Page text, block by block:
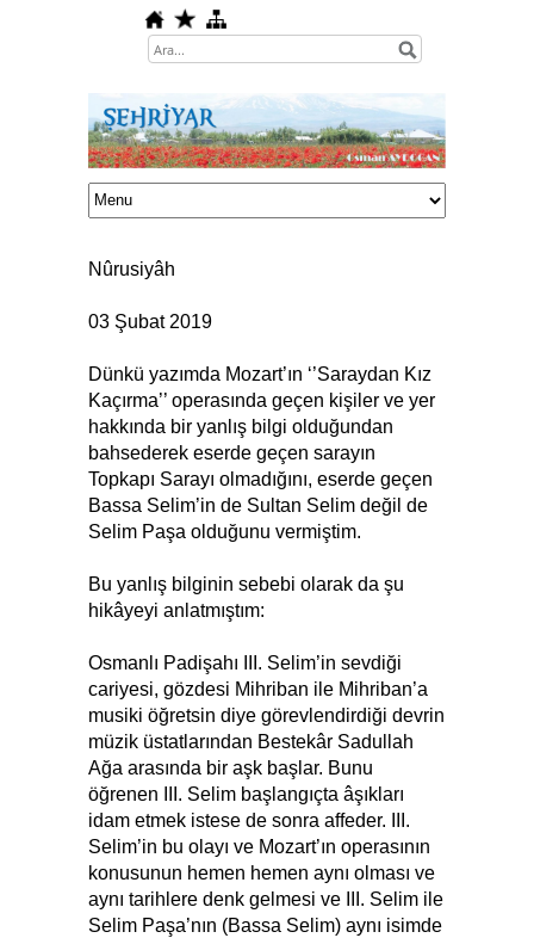
Nûrusiyâh
03 Şubat 2019
Dünkü yazımda Mozart’ın ‘’Saraydan Kız
Kaçırma’’ operasında geçen kişiler ve yer
hakkında bir yanlış bilgi olduğundan
bahsederek eserde geçen sarayın
Topkapı Sarayı olmadığını, eserde geçen
Bassa Selim’in de Sultan Selim değil de
Selim Paşa olduğunu vermiştim.
Bu yanlış bilginin sebebi olarak da şu
hikâyeyi anlatmıştım:
Osmanlı Padişahı III. Selim’in sevdiği
cariyesi, gözdesi Mihriban ile Mihriban’a
musiki öğretsin diye görevlendirdiği devrin
müzik üstatlarından Bestekâr Sadullah
Ağa arasında bir aşk başlar. Bunu
öğrenen III. Selim başlangıçta âşıkları
idam etmek istese de sonra affeder. III.
Selim’in bu olayı ve Mozart’ın operasının
konusunun hemen hemen aynı olması ve
aynı tarihlere denk gelmesi ve III. Selim ile
Selim Paşa’nın (Bassa Selim) aynı isimde